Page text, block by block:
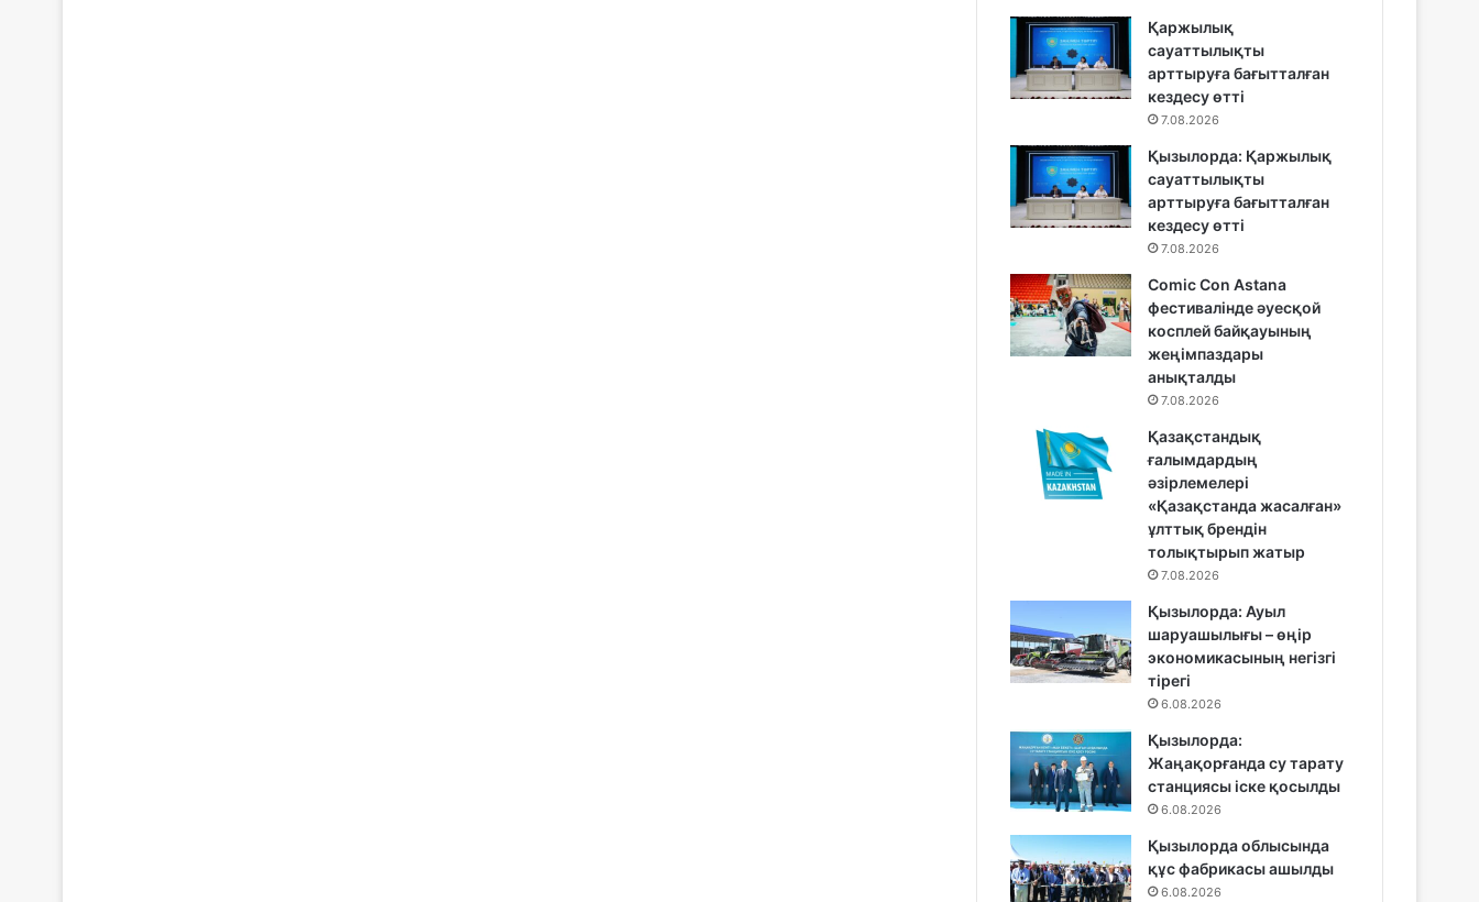
Қаржылық
сауаттылықты
арттыруға бағытталған
кездесу өтті
7.08.2026
Қызылорда: Қаржылық
сауаттылықты
арттыруға бағытталған
кездесу өтті
7.08.2026
Comic Con Astana
фестивалінде әуесқой
косплей байқауының
жеңімпаздары
анықталды
7.08.2026
Қазақстандық
ғалымдардың
әзірлемелері
«Қазақстанда жасалған»
ұлттық брендін
толықтырып жатыр
7.08.2026
Қызылорда: Ауыл
шаруашылығы – өңір
экономикасының негізгі
тірегі
6.08.2026
Қызылорда:
Жаңақорғанда су тарату
станциясы іске қосылды
6.08.2026
Қызылорда облысында
құс фабрикасы ашылды
6.08.2026